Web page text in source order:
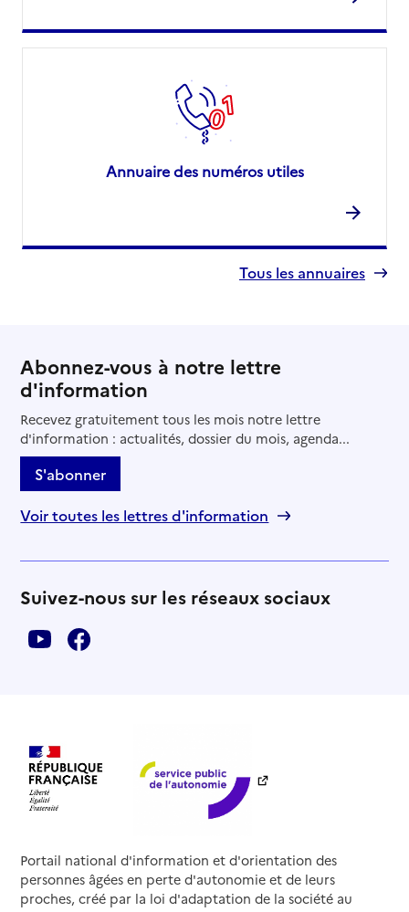
Annuaire des numéros utiles
Tous les annuaires
Abonnez-vous à notre lettre
d'information
Recevez gratuitement tous les mois notre lettre
d'information : actualités, dossier du mois, agenda...
S'abonner
Voir toutes les lettres d'information
Suivez-nous sur les réseaux sociaux
Portail national d'information et d'orientation des
personnes âgées en perte d'autonomie et de leurs
proches, créé par la loi d'adaptation de la société au